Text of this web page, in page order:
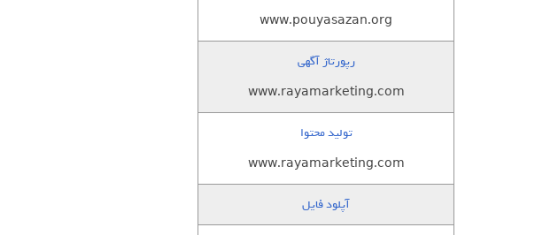
www.pouyasazan.org
رپورتاژ آگهی
www.rayamarketing.com
تولید محتوا
www.rayamarketing.com
آپلود فایل